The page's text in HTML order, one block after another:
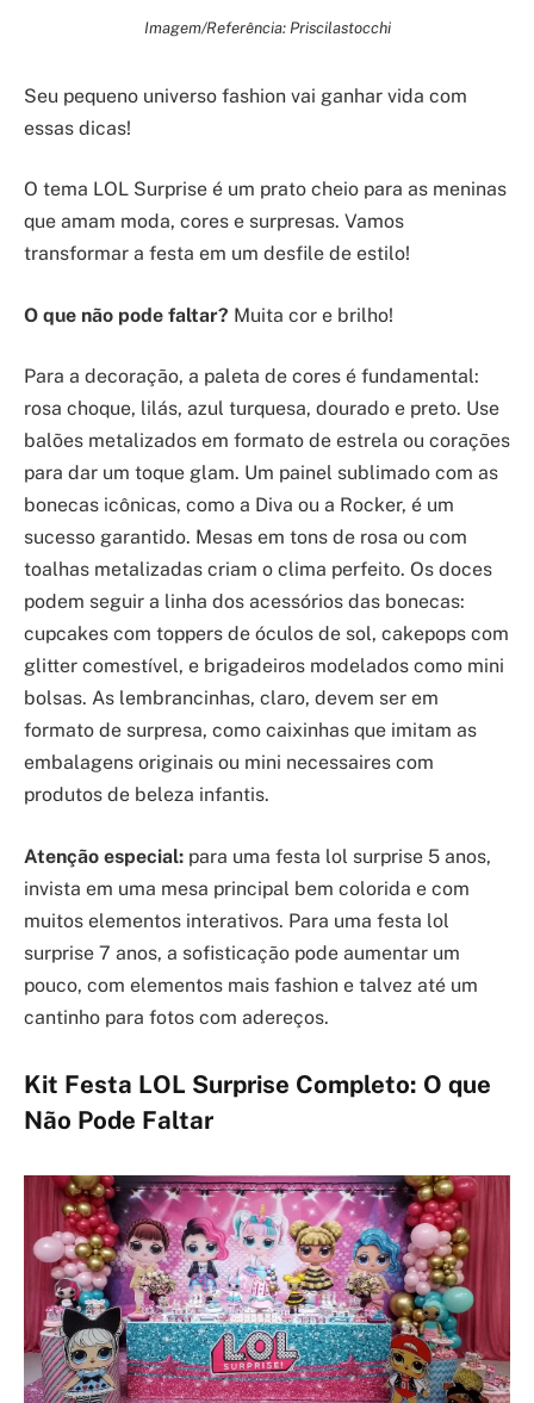
Imagem/Referência: Priscilastocchi
Seu pequeno universo fashion vai ganhar vida com
essas dicas!
O tema LOL Surprise é um prato cheio para as meninas
que amam moda, cores e surpresas. Vamos
transformar a festa em um desfile de estilo!
O que não pode faltar? Muita cor e brilho!
Para a decoração, a paleta de cores é fundamental:
rosa choque, lilás, azul turquesa, dourado e preto. Use
balões metalizados em formato de estrela ou corações
para dar um toque glam. Um painel sublimado com as
bonecas icônicas, como a Diva ou a Rocker, é um
sucesso garantido. Mesas em tons de rosa ou com
toalhas metalizadas criam o clima perfeito. Os doces
podem seguir a linha dos acessórios das bonecas:
cupcakes com toppers de óculos de sol, cakepops com
glitter comestível, e brigadeiros modelados como mini
bolsas. As lembrancinhas, claro, devem ser em
formato de surpresa, como caixinhas que imitam as
embalagens originais ou mini necessaires com
produtos de beleza infantis.
Atenção especial: para uma festa lol surprise 5 anos,
invista em uma mesa principal bem colorida e com
muitos elementos interativos. Para uma festa lol
surprise 7 anos, a sofisticação pode aumentar um
pouco, com elementos mais fashion e talvez até um
cantinho para fotos com adereços.
Kit Festa LOL Surprise Completo: O que
Não Pode Faltar